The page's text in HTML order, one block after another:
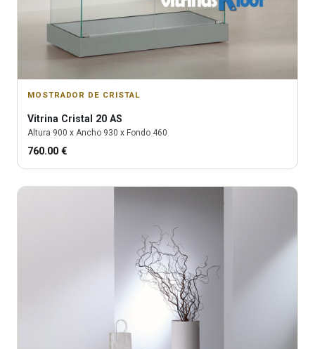
MOSTRADOR DE CRISTAL
Vitrina Cristal 20 AS
Altura 900 x Ancho 930 x Fondo 460
760.00 €